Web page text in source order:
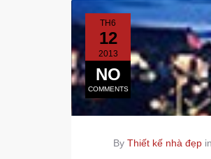
TH6
12
2013
NO
COMMENTS
By Thiết kế nhà đẹp in